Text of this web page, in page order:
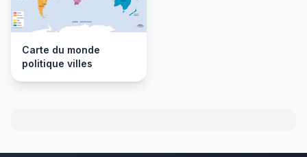
Carte du monde
politique villes